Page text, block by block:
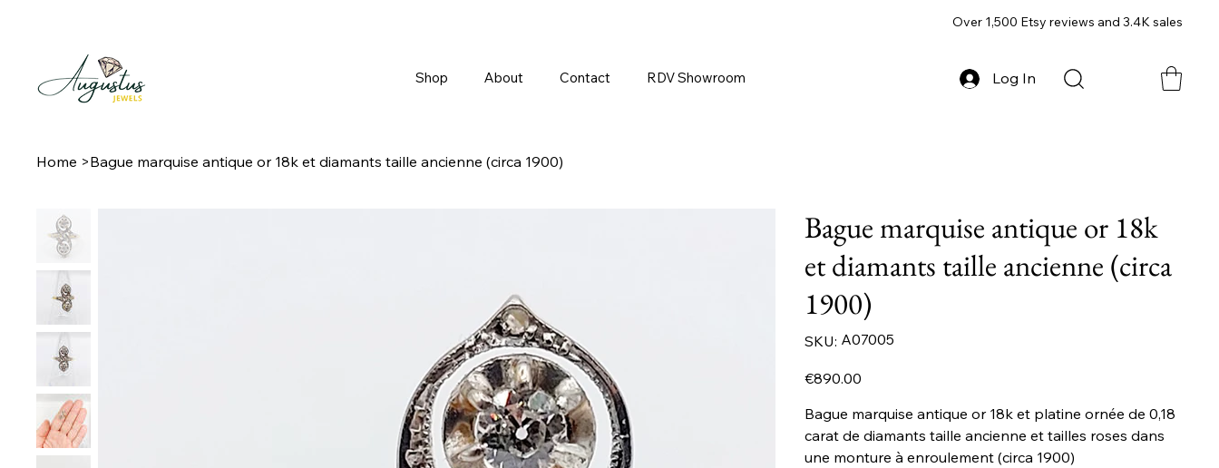
Shop About Contact RDV Showroom Log In
Over 1,500 Etsy reviews and 3.4K sales
Home >Bague marquise antique or 18k et diamants taille ancienne (circa 1900)
Bague marquise antique or 18k
et diamants taille ancienne (circa
1900)
SKU:
SKU
A07005
A07005
Price
€890.00
Bague marquise antique or 18k et platine ornée de 0,18
carat de diamants taille ancienne et tailles roses dans
une monture à enroulement (circa 1900)